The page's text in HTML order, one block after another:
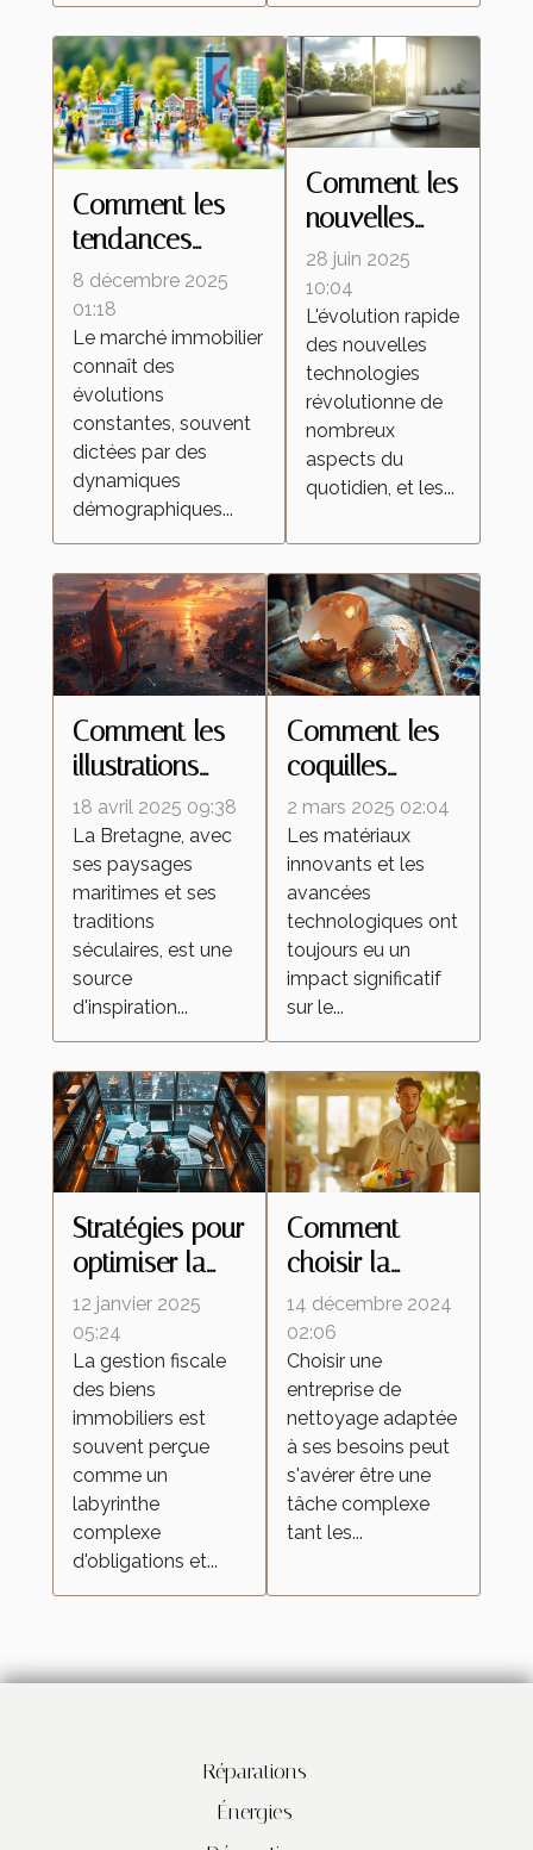
Comment les
tendances
démographiques
influencent-elles
le marché
immobilier ?
8 décembre 2025
01:18
Le marché immobilier
connaît des
évolutions
constantes, souvent
dictées par des
dynamiques
démographiques...
Comment les
nouvelles
technologies
transforment-
elles les
aspirateurs
autonomes ?
28 juin 2025
10:04
L'évolution rapide
des nouvelles
technologies
révolutionne de
nombreux
aspects du
quotidien, et les...
Comment les
illustrations
inspirées de la
Bretagne
célèbrent la
culture
régionale
18 avril 2025 09:38
La Bretagne, avec
ses paysages
maritimes et ses
traditions
séculaires, est une
source
d'inspiration...
Comment les
coquilles
d'œufs
améliorent les
peintures
réfléchissantes
2 mars 2025 02:04
Les matériaux
innovants et les
avancées
technologiques ont
toujours eu un
impact significatif
sur le...
Stratégies pour
optimiser la
fiscalité de vos
biens
immobiliers
12 janvier 2025
05:24
La gestion fiscale
des biens
immobiliers est
souvent perçue
comme un
labyrinthe
complexe
d'obligations et...
Comment
choisir la
meilleure
entreprise de
nettoyage
pour vos
besoins
14 décembre 2024
02:06
Choisir une
entreprise de
nettoyage adaptée
à ses besoins peut
s'avérer être une
tâche complexe
tant les...
Réparations
Énergies